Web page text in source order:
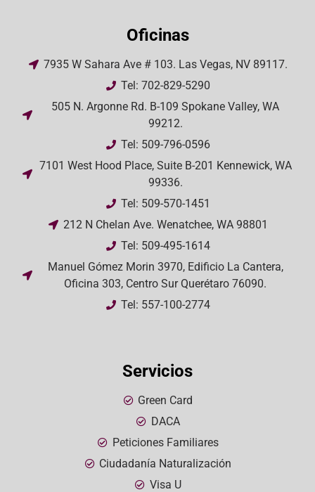
Oficinas
7935 W Sahara Ave # 103. Las Vegas, NV 89117.
Tel: 702-829-5290
505 N. Argonne Rd. B-109 Spokane Valley, WA
99212.
Tel: 509-796-0596
7101 West Hood Place, Suite B-201 Kennewick, WA
99336.
Tel: 509-570-1451
212 N Chelan Ave. Wenatchee, WA 98801
Tel: 509-495-1614
Manuel Gómez Morin 3970, Edificio La Cantera,
Oficina 303, Centro Sur Querétaro 76090.
Tel: 557-100-2774
Servicios
Green Card
DACA
Peticiones Familiares
Ciudadanía Naturalización
Visa U